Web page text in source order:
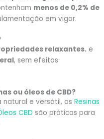
menos de 0,2% de
em vigor.
relaxantes. e
, sem efeitos
ou óleos de CBD?
natural e versátil, os Resinas
CBD são práticas para